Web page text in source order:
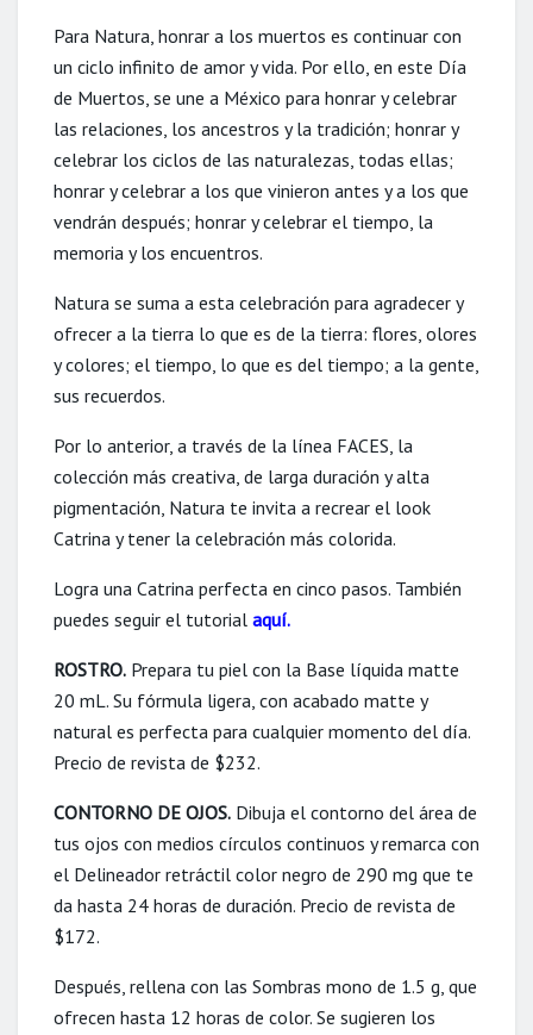
Para Natura, honrar a los muertos es continuar con
un ciclo infinito de amor y vida. Por ello, en este Día
de Muertos, se une a México para honrar y celebrar
las relaciones, los ancestros y la tradición; honrar y
celebrar los ciclos de las naturalezas, todas ellas;
honrar y celebrar a los que vinieron antes y a los que
vendrán después; honrar y celebrar el tiempo, la
memoria y los encuentros.
Natura se suma a esta celebración para agradecer y
ofrecer a la tierra lo que es de la tierra: flores, olores
y colores; el tiempo, lo que es del tiempo; a la gente,
sus recuerdos.
Por lo anterior, a través de la línea FACES, la
colección más creativa, de larga duración y alta
pigmentación, Natura te invita a recrear el look
Catrina y tener la celebración más colorida.
Logra una Catrina perfecta en cinco pasos. También
puedes seguir el tutorial aquí.
ROSTRO. Prepara tu piel con la Base líquida matte
20 mL. Su fórmula ligera, con acabado matte y
natural es perfecta para cualquier momento del día.
Precio de revista de $232.
CONTORNO DE OJOS. Dibuja el contorno del área de
tus ojos con medios círculos continuos y remarca con
el Delineador retráctil color negro de 290 mg que te
da hasta 24 horas de duración. Precio de revista de
$172.
Después, rellena con las Sombras mono de 1.5 g, que
ofrecen hasta 12 horas de color. Se sugieren los